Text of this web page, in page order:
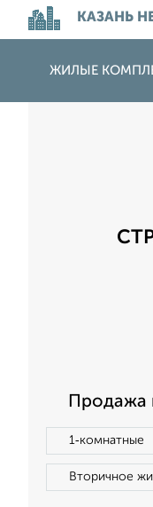
КАЗАНЬ
ЖИЛЫЕ
Продажа
1‑комнатные
Вторичное